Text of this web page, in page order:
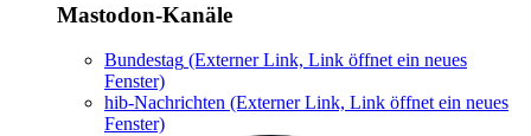
Mastodon-Kanäle
Bundestag (Externer Link, Link öffnet ein neues
Fenster)
hib-Nachrichten (Externer Link, Link öffnet ein neues
Fenster)